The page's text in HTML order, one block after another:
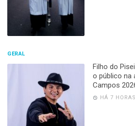
GERAL
Filho do
o público na
Campos
HÁ 7 HORAS